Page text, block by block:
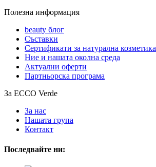
Полезна информация
beauty блог
Съставки
Сертификати за натурална козметика
Ние и нашата околна среда
Актуални оферти
Партньорска програма
За ECCO Verde
За нас
Нашата група
Контакт
Последвайте ни: